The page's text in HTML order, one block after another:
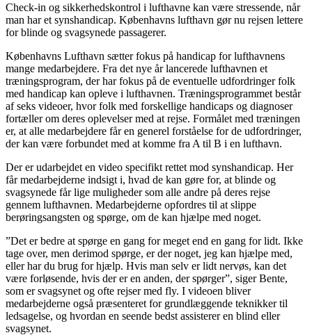
Check-in og sikkerhedskontrol i lufthavne kan være stressende, når
man har et synshandicap. Københavns lufthavn gør nu rejsen lettere
for blinde og svagsynede passagerer.
Københavns Lufthavn sætter fokus på handicap for lufthavnens
mange medarbejdere. Fra det nye år lancerede lufthavnen et
træningsprogram, der har fokus på de eventuelle udfordringer folk
med handicap kan opleve i lufthavnen. Træningsprogrammet består
af seks videoer, hvor folk med forskellige handicaps og diagnoser
fortæller om deres oplevelser med at rejse. Formålet med træningen
er, at alle medarbejdere får en generel forståelse for de udfordringer,
der kan være forbundet med at komme fra A til B i en lufthavn.
Der er udarbejdet en video specifikt rettet mod synshandicap. Her
får medarbejderne indsigt i, hvad de kan gøre for, at blinde og
svagsynede får lige muligheder som alle andre på deres rejse
gennem lufthavnen. Medarbejderne opfordres til at slippe
berøringsangsten og spørge, om de kan hjælpe med noget.
”Det er bedre at spørge en gang for meget end en gang for lidt. Ikke
tage over, men derimod spørge, er der noget, jeg kan hjælpe med,
eller har du brug for hjælp. Hvis man selv er lidt nervøs, kan det
være forløsende, hvis der er en anden, der spørger”, siger Bente,
som er svagsynet og ofte rejser med fly. I videoen bliver
medarbejderne også præsenteret for grundlæggende teknikker til
ledsagelse, og hvordan en seende bedst assisterer en blind eller
svagsynet.